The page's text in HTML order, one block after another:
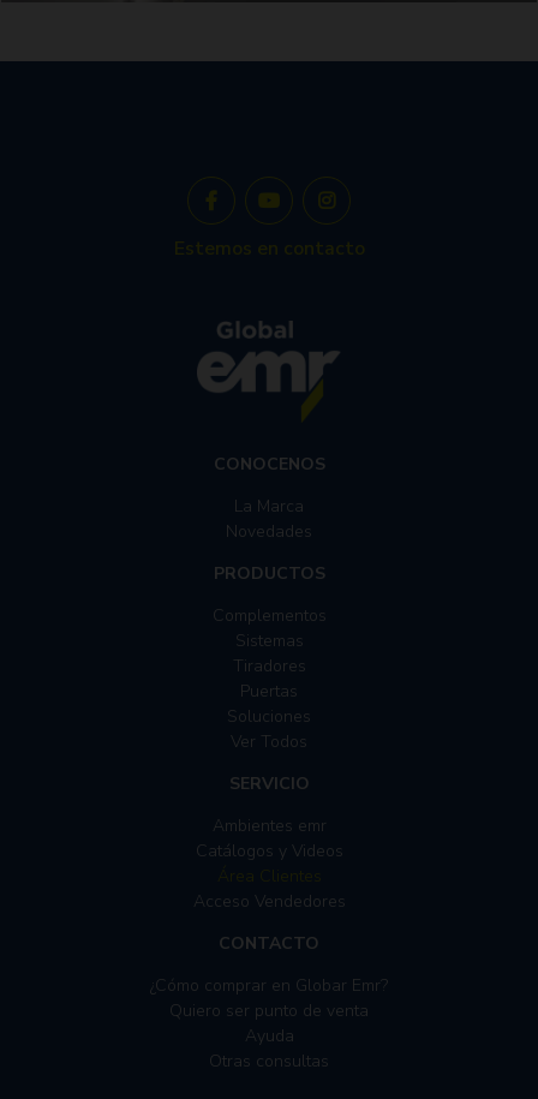
CONOCENOS
La Marca
Novedades
PRODUCTOS
Complementos
Sistemas
Tiradores
Puertas
Soluciones
Ver Todos
SERVICIO
Ambientes emr
Catálogos y Videos
Acceso Vendedores
CONTACTO
¿Cómo comprar en Globar Emr?
Quiero ser punto de venta
Ayuda
Otras consultas